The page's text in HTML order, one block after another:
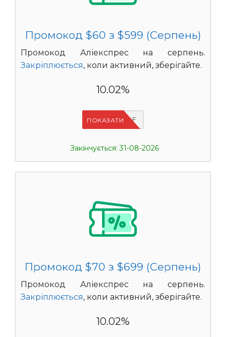
Промокод $60 з $599 (Серпень)
Промокод Аліекспрес на серпень.
Закріплюється, коли активний, зберігайте.
10.02%
IFPVSDOF
ПОКАЗАТИ
Закінчується: 31-08-2026
Промокод $70 з $699 (Серпень)
Промокод Аліекспрес на серпень.
Закріплюється, коли активний, зберігайте.
10.02%